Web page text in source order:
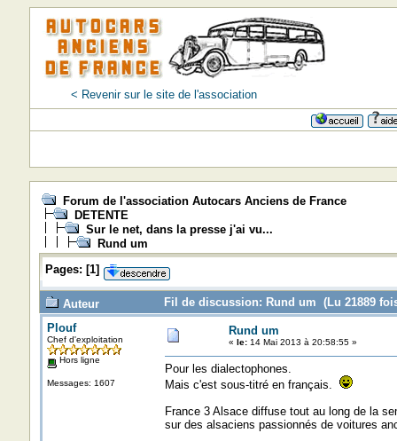
< Revenir sur le site de l'association
Forum de l'association Autocars Anciens de France
DETENTE
Sur le net, dans la presse j'ai vu...
Rund um
Pages: [1]
Auteur
Fil de discussion: Rund um (Lu 21889
Plouf
Chef d'exploitation
Hors ligne
Messages: 1607
Rund um
« le:14 Mai 2013 à 20:58:55 »
Pour les dialectophones.
Mais c'est sous-titré en français.
France 3 Alsace diffuse tout au long de la
sur des alsaciens passionnés de voitures